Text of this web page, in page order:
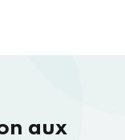
aux